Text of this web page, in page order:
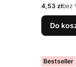
Cena
4,53 złbez
Do
Bestseller